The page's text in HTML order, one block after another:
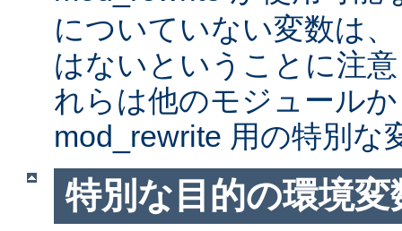
についていない変数は
はないということに注
れらは他のモジュール
mod_rewrite 用の特別な
特別な目的の環境変